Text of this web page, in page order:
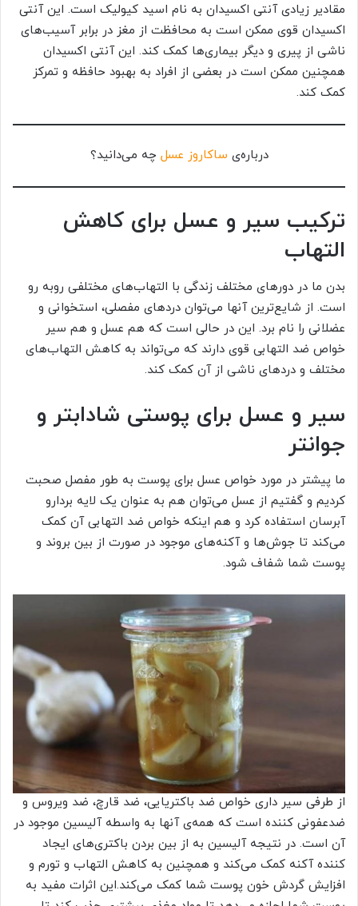
مقادیر زیادی آنتی اکسیدان به نام اسید کیولیک است. این آنتی
اکسیدان قوی ممکن است به محافظت از مغز در برابر آسیب‌های
ناشی از پیری و دیگر بیماری‌ها کمک کند. این آنتی اکسیدان
همچنین ممکن است در بعضی از افراد به بهبود حافظه و تمرکز
کمک کند.
درباره‌ی ساکاروز عسل چه می‌دانید؟
ترکیب سیر و عسل برای کاهش
التهاب
بدن ما در دورهای مختلف زندگی با التهاب‌های مختلفی روبه رو
است. از شایع‌ترین آنها می‌توان دردهای مفصلی، استخوانی و
عضلانی را نام برد. این در حالی است که هم عسل و هم سیر
خواص ضد التهابی قوی دارند که می‌تواند به کاهش التهاب‌های
مختلف و دردهای ناشی از آن کمک کند.
سیر و عسل برای پوستی شادابتر و
جوانتر
ما پیشتر در مورد خواص عسل برای پوست به طور مفصل صحبت
کردیم و گفتیم از عسل می‌توان هم به عنوان یک لایه بردارو
آبرسان استفاده کرد و هم اینکه خواص ضد التهابی آن کمک
می‌کند تا جوش‌ها و آکنه‌های موجود در صورت از بین بروند و
پوست شما شفاف شود.
از طرفی سیر داری خواص ضد باکتریایی، ضد قارچ، ضد ویروس و
ضدعفونی کننده است که همه‌ی آنها به واسطه آلیسین موجود در
آن است. در نتیجه آلیسین به از بین بردن باکتری‌های ایجاد
کننده آکنه کمک می‌کند و همچنین به کاهش التهاب و تورم و
افزایش گردش خون پوست شما کمک می‌کند.این اثرات مفید به